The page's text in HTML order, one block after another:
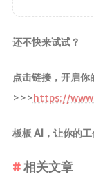
还不快来试试？
点击链接，开启你
>>>https://
板板 AI，让你的
相关文章